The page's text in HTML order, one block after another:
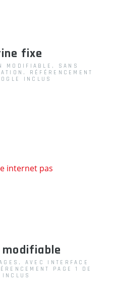
fixe
MODIFIABLE, SANS
RÉFÉRENCEMENT
INCLUS
AVEC INTERFACE
PAGE 1 DE
INCLUS